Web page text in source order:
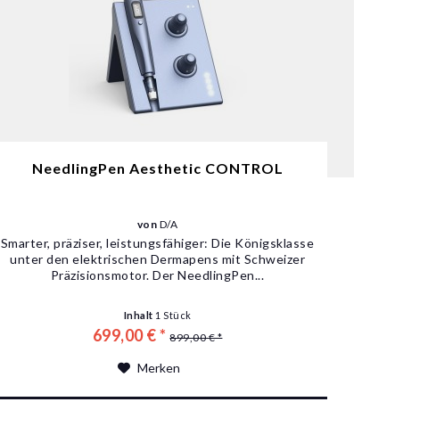
NeedlingPen Aesthetic CONTROL
von D/A
Smarter, präziser, leistungsfähiger: Die Königsklasse
unter den elektrischen Dermapens mit Schweizer
Präzisionsmotor. Der NeedlingPen...
Inhalt 1 Stück
699,00 € * 899,00 € *
Merken